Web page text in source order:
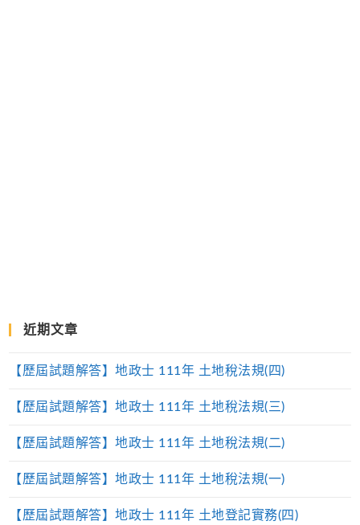
近期文章
【歷屆試題解答】地政士 111年 土地稅法規(四)
【歷屆試題解答】地政士 111年 土地稅法規(三)
【歷屆試題解答】地政士 111年 土地稅法規(二)
【歷屆試題解答】地政士 111年 土地稅法規(一)
【歷屆試題解答】地政士 111年 土地登記實務(四)